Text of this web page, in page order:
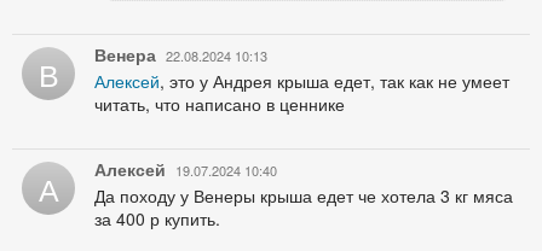
В Венера 22.08.2024 10:13
Алексей, это у Андрея крыша едет, так как не умеет
читать, что написано в ценнике
А Алексей 19.07.2024 10:40
Да походу у Венеры крыша едет че хотела 3 кг мяса
за 400 р купить.